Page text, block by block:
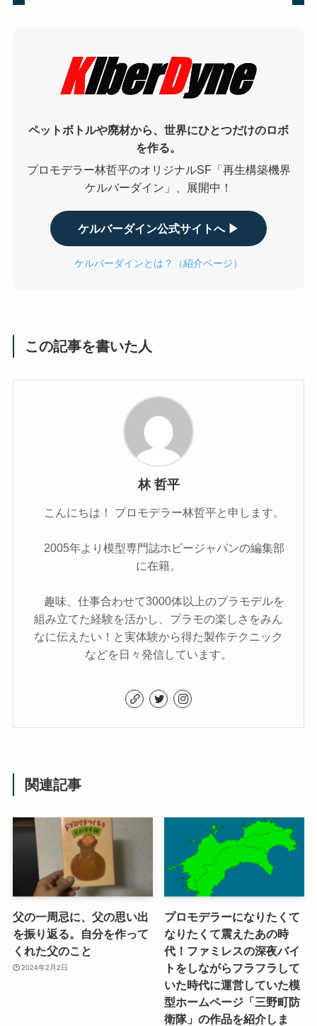
ペットボトルや廃材から、世界にひとつだけのロボ
を作る。
プロモデラー林哲平のオリジナルSF「再生構築機界
ケルバーダイン」、展開中！
ケルバーダイン公式サイトへ ▶
ケルバーダインとは？（紹介ページ）
この記事を書いた人
林 哲平
こんにちは！ プロモデラー林哲平と申します。
2005年より模型専門誌ホビージャパンの編集部
に在籍。
趣味、仕事合わせて3000体以上のプラモデルを
組み立てた経験を活かし、プラモの楽しさをみん
なに伝えたい！と実体験から得た製作テクニック
などを日々発信しています。
関連記事
父の一周忌に、父の思い出
を振り返る。自分を作って
くれた父のこと
2024年2月2日
プロモデラーになりたくて
なりたくて震えたあの時
代！ファミレスの深夜バイ
トをしながらフラフラして
いた時代に運営していた模
型ホームページ「三野町防
衛隊」の作品を紹介しま